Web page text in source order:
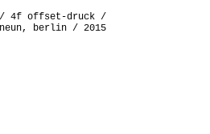
/ 4f offset-druck /
berlin / 2015